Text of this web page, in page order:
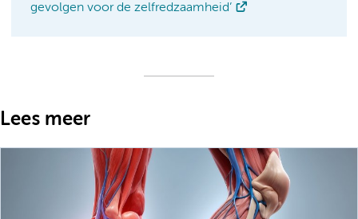
gevolgen voor de zelfredzaamheid’
Lees meer